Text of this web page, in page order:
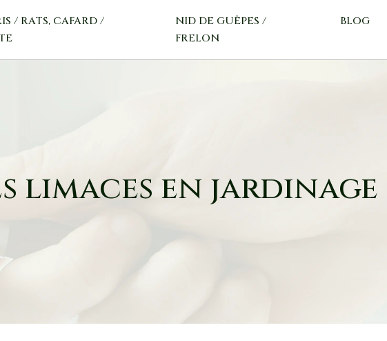
/ RATS, CAFARD /
NID DE GUÊPES /
FRELON
BLOG
en jardinage